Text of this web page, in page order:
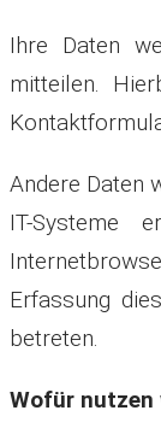
Ihre Daten
mitteilen.
Andere Daten
IT-Systeme
Erfassung
betreten.
Wofür nutzen